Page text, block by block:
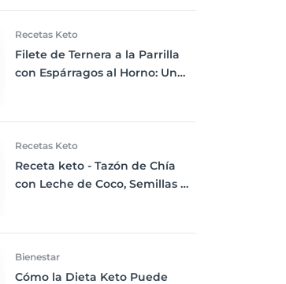
Recetas Keto
Filete de Ternera a la Parrilla
con Espárragos al Horno: Un
Recetas Keto
Receta keto - Tazón de Chía
con Leche de Coco, Semillas de
Bienestar
Cómo la Dieta Keto Puede